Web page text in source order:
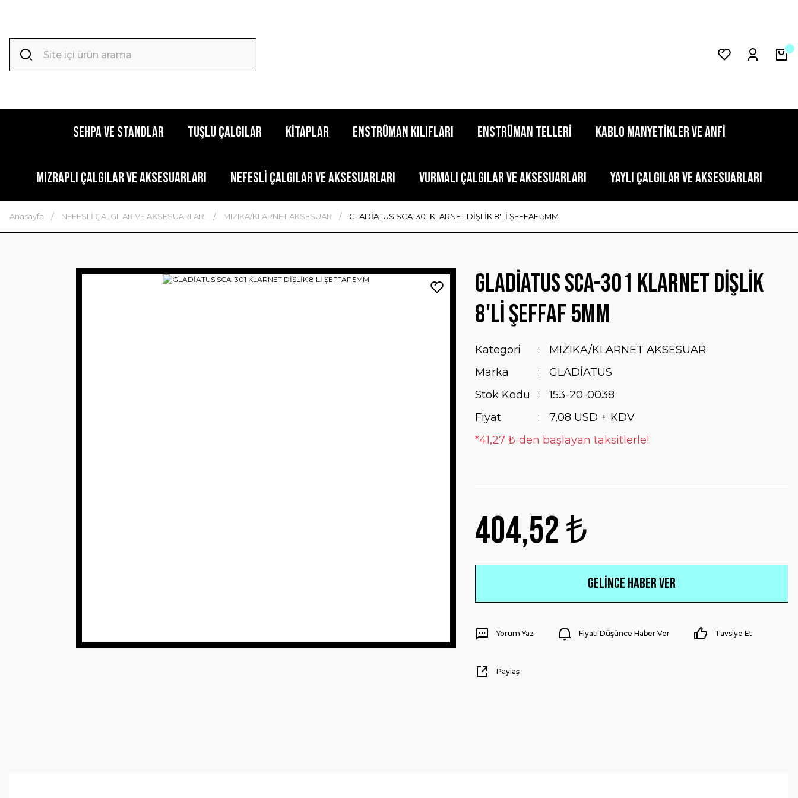
SEHPA VE STANDLAR TUŞLU ÇALGILAR KİTAPLAR ENSTRÜMAN KILIFLARI ENSTRÜMAN TELLERİ KABLO MANYETİKLER VE ANFİ
MIZRAPLI ÇALGILAR VE AKSESUARLARI NEFESLİ ÇALGILAR VE AKSESUARLARI VURMALI ÇALGILAR VE AKSESUARLARI YAYLI ÇALGILAR VE AKSESUARLARI
Anasayfa NEFESLİ ÇALGILAR VE AKSESUARLARI MIZIKA/KLARNET AKSESUAR GLADİATUS SCA-301 KLARNET DİŞLİK 8'Lİ ŞEFFAF 5MM
GLADİATUS SCA-301 KLARNET DİŞLİK
8'Lİ ŞEFFAF 5MM
Kategori
MIZIKA/KLARNET AKSESUAR
Marka
GLADİATUS
Stok Kodu
153-20-0038
Fiyat
7,08 USD + KDV
*41,27 ₺ den başlayan taksitlerle!
404,52 ₺
Gelince Haber Ver
Yorum Yaz Fiyatı Düşünce Haber Ver Tavsiye Et
Paylaş